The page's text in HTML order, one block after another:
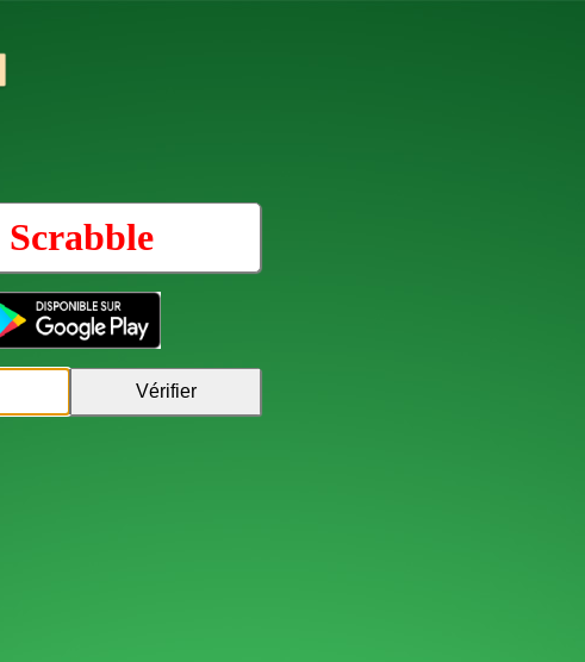
Scrabble